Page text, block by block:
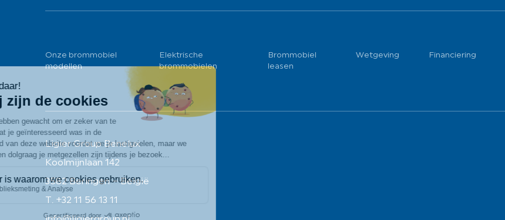
Onze brommobiel
modellen
Elektrische
brommobielen
Brommobiel
leasen
Wetgeving Financiering
Ligier Group Benelux
Koolmijnlaan 142
3582 Beringen – België
T. +32 11 56 13 11